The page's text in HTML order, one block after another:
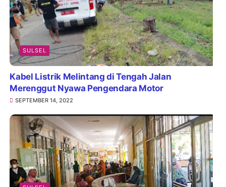
Tempat Hiburan Malam di Lollo'e Menyediakan
Ladies dengan Jasa 50 Ribu Perjam
OKTOBER 01, 2022
SULSEL
Kabel Listrik Melintang di Tengah Jalan
Merenggut Nyawa Pengendara Motor
SEPTEMBER 14, 2022